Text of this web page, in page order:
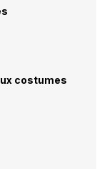
costumes